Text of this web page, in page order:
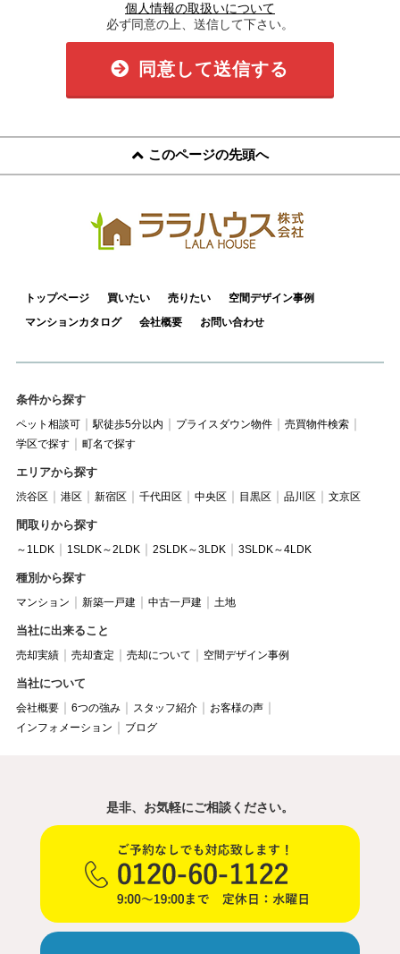
個人情報の取扱いについて
必ず同意の上、送信して下さい。
同意して送信する
このページの先頭へ
トップページ 買いたい 売りたい
空間デザイン事例
マンションカタログ
会社概要 お問い合わせ
条件から探す
ペット相談可 駅徒歩5分以内 プライスダウン物件
売買物件検索
学区で探す
町名で探す
エリアから探す
渋谷区 港区 新宿区 千代田区 中央区 目黒区 品川区 文京区
間取りから探す
～1LDK 1SLDK～2LDK 2SLDK～3LDK 3SLDK～4LDK
種別から探す
マンション 新築一戸建 中古一戸建 土地
当社に出来ること
売却実績 売却査定 売却について 空間デザイン事例
当社について
会社概要 6つの強み スタッフ紹介
お客様の声
インフォメーション
ブログ
是非、お気軽にご相談ください。